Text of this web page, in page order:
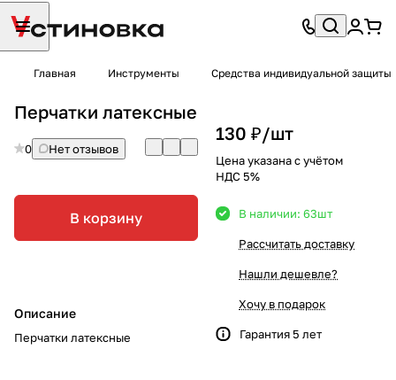
Главная Инструменты Средства индивидуальной защиты
Перчатки латексные
0 Нет отзывов
В корзину
Описание
Перчатки латексные
130 ₽/шт
Цена указана с учётом
НДС 5%
В наличии: 63шт
Рассчитать доставку
Нашли дешевле?
Хочу в подарок
Гарантия 5 лет